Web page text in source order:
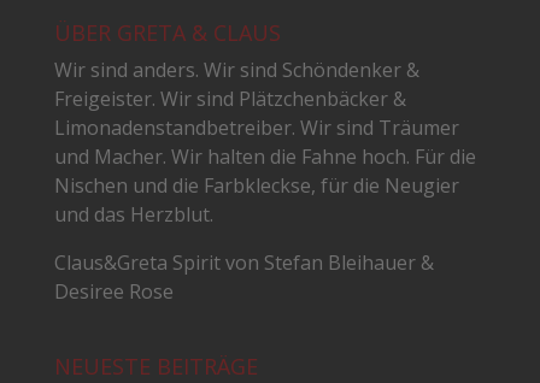
ÜBER GRETA & CLAUS
Wir sind anders. Wir sind Schöndenker &
Freigeister. Wir sind Plätzchenbäcker &
Limonadenstandbetreiber. Wir sind Träumer
und Macher. Wir halten die Fahne hoch. Für die
Nischen und die Farbkleckse, für die Neugier
und das Herzblut.
Claus&Greta Spirit von Stefan Bleihauer &
Desiree Rose
NEUESTE BEITRÄGE